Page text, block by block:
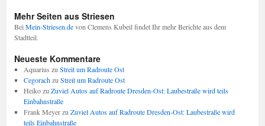
Mehr Seiten aus Striesen
Bei Mein-Striesen.devon Clemens Kubeil findet Ihr mehr Berichte aus dem
Stadtteil.
Neueste Kommentare
Aquarius zu Streit um Radroute Ost
Cegorachzu Streit um Radroute Ost
Heikozu Zuviel Autos auf Radroute Dresden-Ost: Laubestraße wird teils
Einbahnstraße
Frank Meyerzu Zuviel Autos auf Radroute Dresden-Ost: Laubestraße wird
teils Einbahnstraße